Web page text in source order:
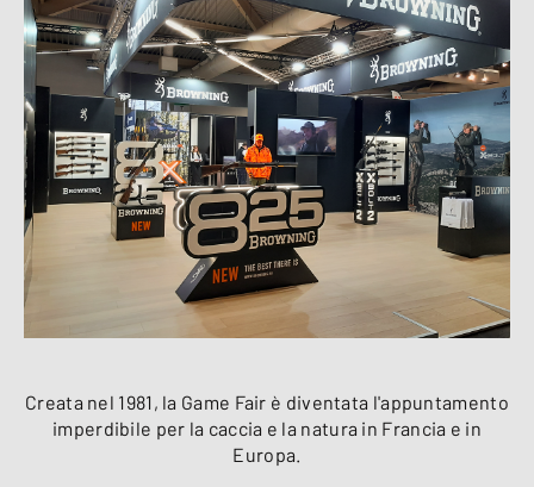
Creata nel 1981, la Game Fair è diventata l'appuntamento
imperdibile per la caccia e la natura in Francia e in
Europa.